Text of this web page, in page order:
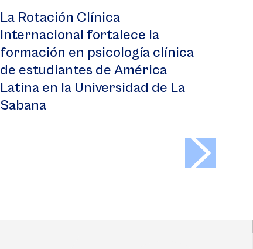
La Rotación Clínica
Internacional fortalece la
formación en psicología clínica
de estudiantes de América
Latina en la Universidad de La
Sabana